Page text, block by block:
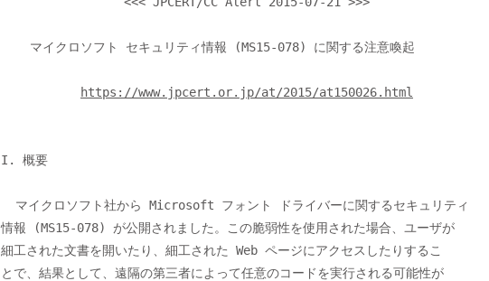
https://www.jpcert.or.jp/at/2015/at150026.html
I. 概要
情報 (MS15-078) が公開されました。この脆弱性を使用された場合、ユーザが
細工された文書を開いたり、細工された Web ページにアクセスしたりするこ
とで、結果として、遠隔の第三者によって任意のコードを実行される可能性が